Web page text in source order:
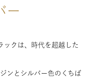
ー
ックは、時代を超越した
ンとシルバー色のくちば